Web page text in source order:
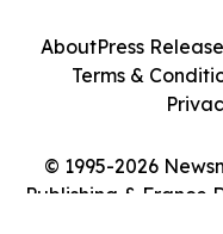
© 1995-2026
Publishing & France
AboutPress
Terms &